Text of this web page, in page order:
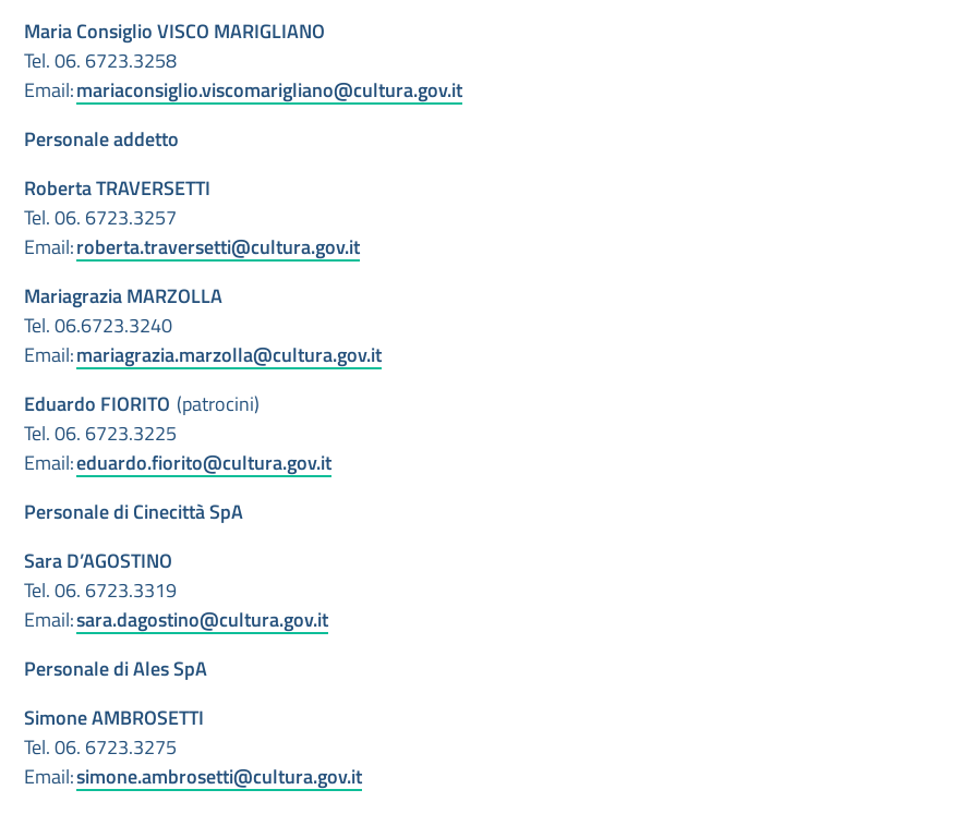
Maria Consiglio VISCO MARIGLIANO
Tel. 06. 6723.3258
Email:mariaconsiglio.viscomarigliano@cultura.gov.it
Personale addetto
Roberta TRAVERSETTI
Tel. 06. 6723.3257
Email:roberta.traversetti@cultura.gov.it
Mariagrazia MARZOLLA
Tel. 06.6723.3240
Email:mariagrazia.marzolla@cultura.gov.it
Eduardo FIORITO (patrocini)
Tel. 06. 6723.3225
Email:eduardo.fiorito@cultura.gov.it
Personale di Cinecittà SpA
Sara D’AGOSTINO
Tel. 06. 6723.3319
Email:sara.dagostino@cultura.gov.it
Personale di Ales SpA
Simone AMBROSETTI
Tel. 06. 6723.3275
Email:simone.ambrosetti@cultura.gov.it